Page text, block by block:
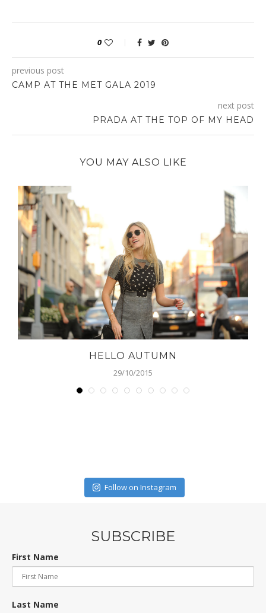
HELLO AUTUMN
Follow on Instagram
SUBSCRIBE
First Name